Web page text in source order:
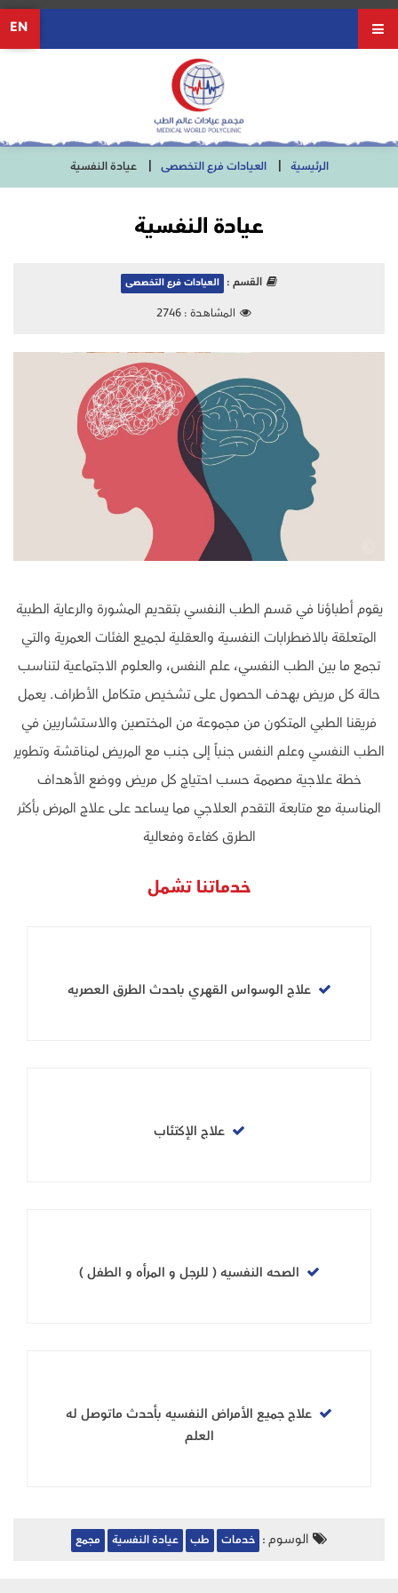
EN
الرئيسية العيادات فرع التخصصى عيادة النفسية
عيادة النفسية
القسم : العيادات فرع التخصصى
المشاهدة :2746
يقوم أطباؤنا في قسم الطب النفسي بتقديم المشورة والرعاية الطبية
المتعلقة بالاضطرابات النفسية والعقلية لجميع الفئات العمرية والتي
تجمع ما بين الطب النفسي، علم النفس، والعلوم الاجتماعية لتناسب
حالة كل مريض بهدف الحصول على تشخيص متكامل الأطراف. يعمل
فريقنا الطبي المتكون من مجموعة من المختصين والاستشاريين في
الطب النفسي وعلم النفس جنباً إلى جنب مع المريض لمناقشة وتطوير
خطة علاجية مصممة حسب احتياج كل مريض ووضع الأهداف
المناسبة مع متابعة التقدم العلاجي مما يساعد على علاج المرض بأكثر
الطرق كفاءة وفعالية
خدماتنا تشمل
علاج الوسواس القهري باحدث الطرق العصريه
علاج الإكتئاب
الصحه النفسيه ( للرجل و المرأه و الطفل )
علاج جميع الأمراض النفسيه بأحدث ماتوصل له
العلم
الوسوم : خدمات طب عيادة النفسية مجمع